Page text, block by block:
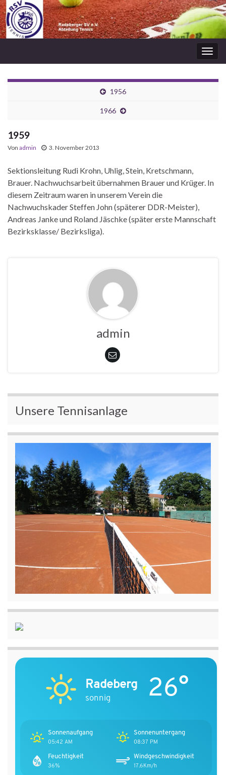
1956
1966
1959
Von admin 3. November 2013
Sektionsleitung Rudi Krohn, Uhlig, Stein, Kretschmann,
Brauer. Nachwuchsarbeit übernahmen Brauer und Krüger. In
diesem Zeitraum waren in unserem Verein die
Nachwuchskader Steffen John (späterer DDR-Meister),
Andreas Janke und Roland Jäschke (später erste Mannschaft
Bezirksklasse/ Bezirksliga).
admin
Unsere Tennisanlage
Radeberg
sonnig 26°
Sonnenaufgang
05:42 AM
Sonnenuntergang
08:37 PM
Feuchtigkeit
36%
Windgeschwindigkeit
17.6Km/h